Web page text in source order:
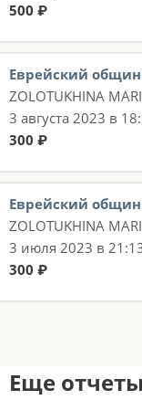
500 ₽
Еврейский
ZOLOTUKHINA
3 августа 2023 в
300 ₽
Еврейский
ZOLOTUKHINA
3 июля 2023 в
300 ₽
Еще